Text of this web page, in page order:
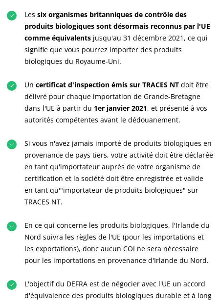
S’investir pour notre environnement
Innover avec notre écosystème
NOS SECTEURS D'ACTIVITÉ
Les six organismes britanniques de contrôle des
produits biologiques sont désormais reconnus par l'UE
comme équivalents jusqu'au 31 décembre 2021, ce qui
signifie que vous pourrez importer des produits
biologiques du Royaume-Uni.
Un certificat d'inspection émis sur TRACES NT doit être
délivré pour chaque importation de Grande-Bretagne
dans l'UE à partir du 1er janvier 2021, et présenté à vos
autorités compétentes avant le dédouanement.
Si vous n'avez jamais importé de produits biologiques en
provenance de pays tiers, votre activité doit être déclarée
en tant qu'importateur auprès de votre organisme de
certification et la société doit être enregistrée et valide
en tant qu'"importateur de produits biologiques" sur
TRACES NT.
En ce qui concerne les produits biologiques, l'Irlande du
Nord suivra les règles de l'UE (pour les importations et
les exportations), donc aucun COI ne sera nécessaire
pour les importations en provenance d'Irlande du Nord.
L'objectif du DEFRA est de négocier avec l'UE un accord
d'équivalence des produits biologiques durable et à long